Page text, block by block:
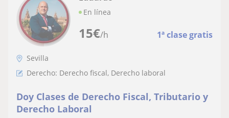
15€/h 1ª clase gratis
En línea
Sevilla
Derecho: Derecho fiscal, Derecho laboral
Doy Clases de Derecho Fiscal, Tributario y
Derecho Laboral